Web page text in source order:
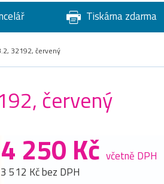
Tiskárna zdarma
32192, červený
červený
4 250 Kč včetně DPH
3 512 Kč bez DPH